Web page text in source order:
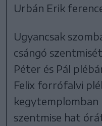
Urbán Erik
Ugyancsak
csángó
Péter és Pál
Felix forrófalvi
kegytemplomban
szentmise hat